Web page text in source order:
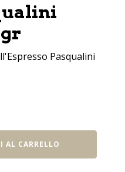
Pasqualini
AL CARRELLO